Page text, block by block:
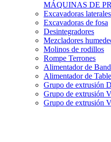
MÁQUINAS DE
Excavadoras laterales
Excavadoras de fosa
Desintegradores
Mezcladores
Molinos de rodillos
Rompe Terrones
Alimentador de
Alimentador de
Grupo de extrusión
Grupo de extrusión
Grupo de extrusión